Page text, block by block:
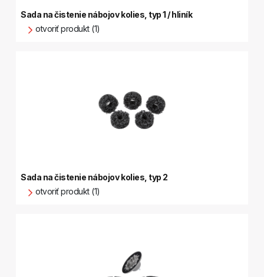
Sada na čistenie nábojov kolies, typ 1 / hliník
otvoriť produkt (1)
Sada na čistenie nábojov kolies, typ 2
otvoriť produkt (1)